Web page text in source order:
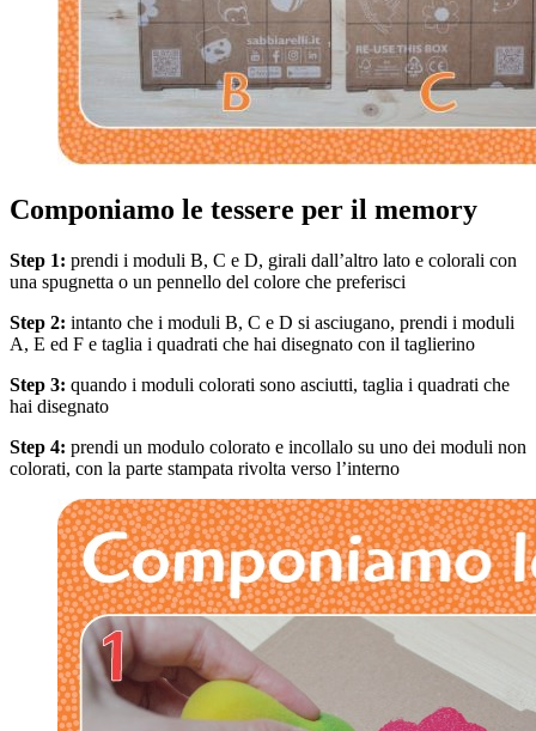
Componiamo le tessere per il memory
Step 1: prendi i moduli B, C e D, girali dall’altro lato e colorali con
una spugnetta o un pennello del colore che preferisci
Step 2: intanto che i moduli B, C e D si asciugano, prendi i moduli
A, E ed F e taglia i quadrati che hai disegnato con il taglierino
Step 3: quando i moduli colorati sono asciutti, taglia i quadrati che
hai disegnato
Step 4: prendi un modulo colorato e incollalo su uno dei moduli non
colorati, con la parte stampata rivolta verso l’interno